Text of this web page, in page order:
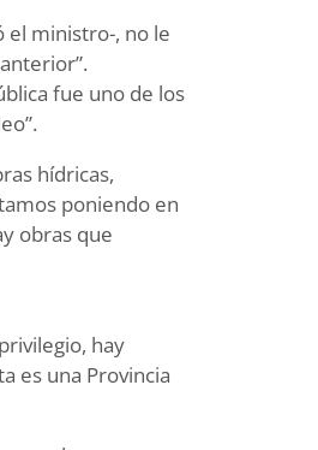
el ministro-, no le
fue uno de los
hídricas,
poniendo en
obras que
hay
es una Provincia